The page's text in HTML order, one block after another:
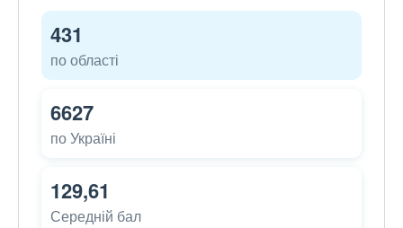
431
по області
6627
по Україні
129,61
Середній бал